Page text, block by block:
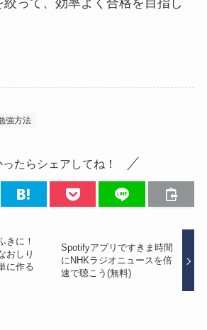
強方法
ったらシェアしてね！
きに！
おしり
に作る
Spotifyアプリですきま時間
にNHKラジオニュースを倍
速で聴こう(無料)